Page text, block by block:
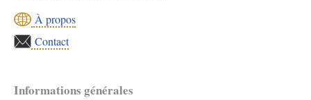
À propos
Contact
Informations générales